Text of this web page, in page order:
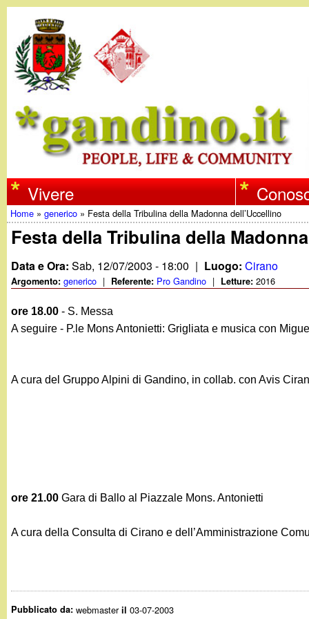
w
w
w
.
g
n
n
o
i
Vivere
Tu
sei
qui
Home »generico » Festa della Tribulina della Madonna dell’Uccellino
Festa della Tribulina della
Data e Ora:Sab, 12/07/2003 - 18:00 | Luogo:Cirano
Argomento:generico | Referente: Pro Gandino | Letture:2016
ore 18.00 - S. Messa
A seguire - P.le Mons Antonietti: Grigliata e musica con Miguel
A cura del Gruppo Alpini di Gandino, in collab. con Avis
ore 21.00 Gara di Ballo al Piazzale Mons. Antonietti
A cura della Consulta di Cirano e dell’Amministrazione
Pubblicato da:webmasteril 03-07-2003